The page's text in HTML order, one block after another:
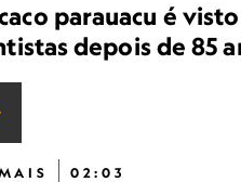
parauacu é
depois de 85
02:03